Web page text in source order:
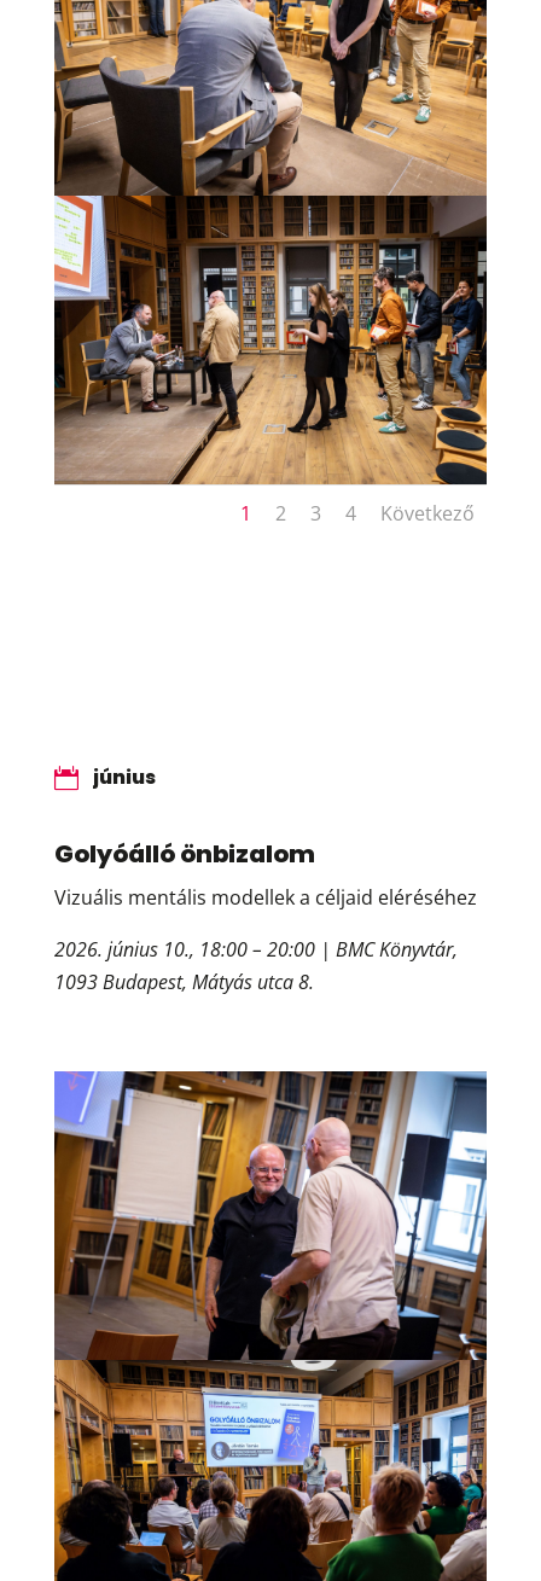
1 2 3 4 Következő
 június
Golyóálló önbizalom
Vizuális mentális modellek a céljaid eléréséhez
2026. június 10., 18:00 – 20:00 | BMC Könyvtár,
1093 Budapest, Mátyás utca 8.